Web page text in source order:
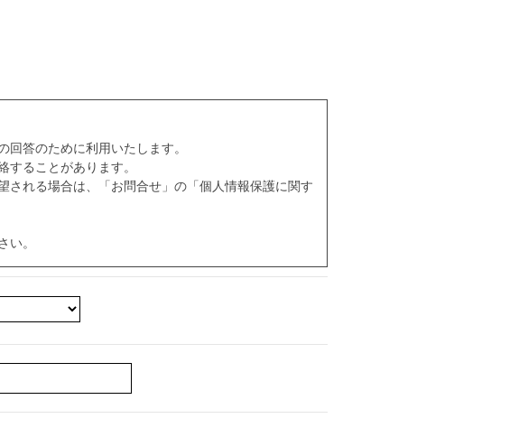
答のために利用いたします。
ることがあります。
される場合は、「お問合せ」の「個人情報保護に関す
い。